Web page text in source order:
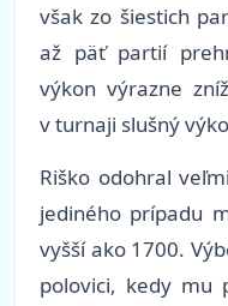
však zo šiestich
až päť partií
výkon výrazne
v turnaji slušný
Riško odohral
jediného prípadu
vyšší ako 1700.
polovici, kedy mu